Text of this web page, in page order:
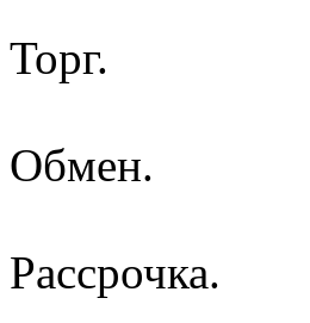
Торг.
Обмен.
Рассрочка.